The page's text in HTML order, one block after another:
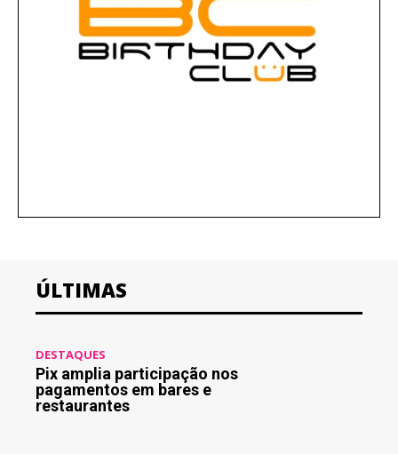
ÚLTIMAS
DESTAQUES
Pix amplia participação nos
pagamentos em bares e
restaurantes